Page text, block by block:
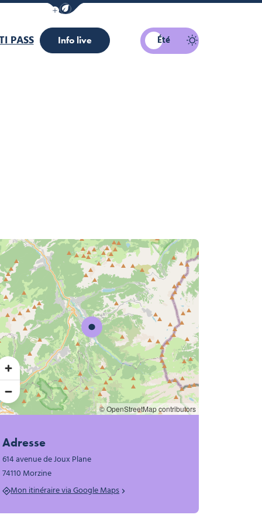
Afficher la barre de navigation du mode éco
PASS Info live Été
© OpenStreetMap contributors
Adresse
614 avenue de Joux Plane
74110 Morzine
Mon itinéraire via Google Maps